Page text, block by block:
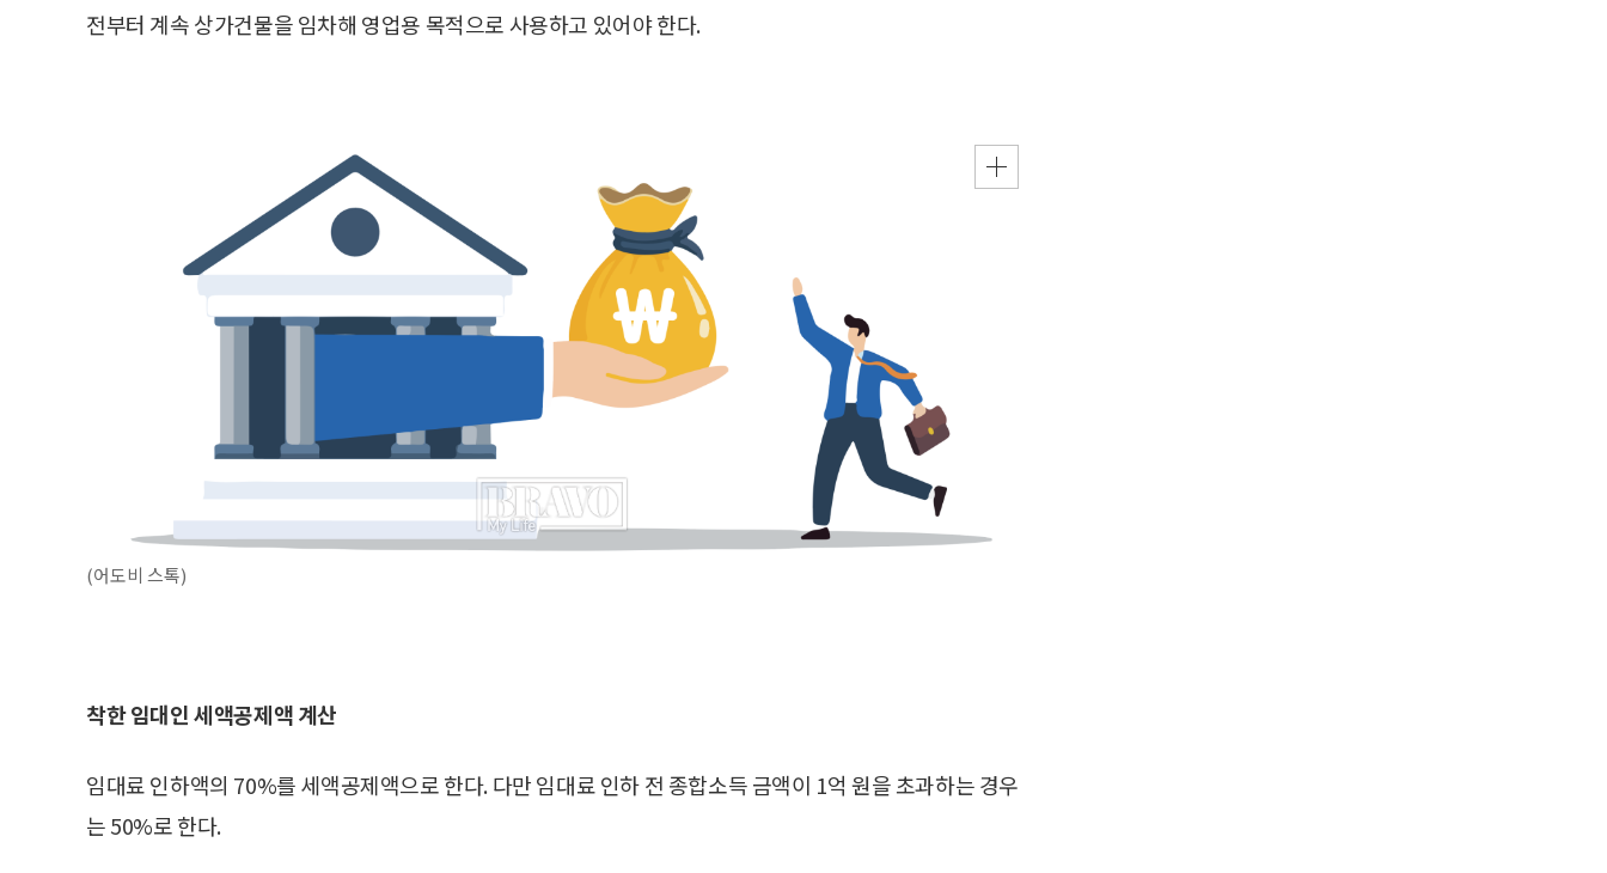
전부터 계속 상가건물을 임차해 영업용 목적으로 사용하고 있어야 한다.
(어도비 스톡)
착한 임대인 세액공제액 계산
임대료 인하액의 70%를 세액공제액으로 한다. 다만 임대료 인하 전 종합소득 금액이 1억 원을 초과하는 경우
는 50%로 한다.